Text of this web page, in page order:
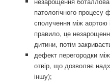
патологічного процесу
сполучення між аортою
правило, це
дитини, потім
дефект перегородки
отвір, що дозволяє
іншу);